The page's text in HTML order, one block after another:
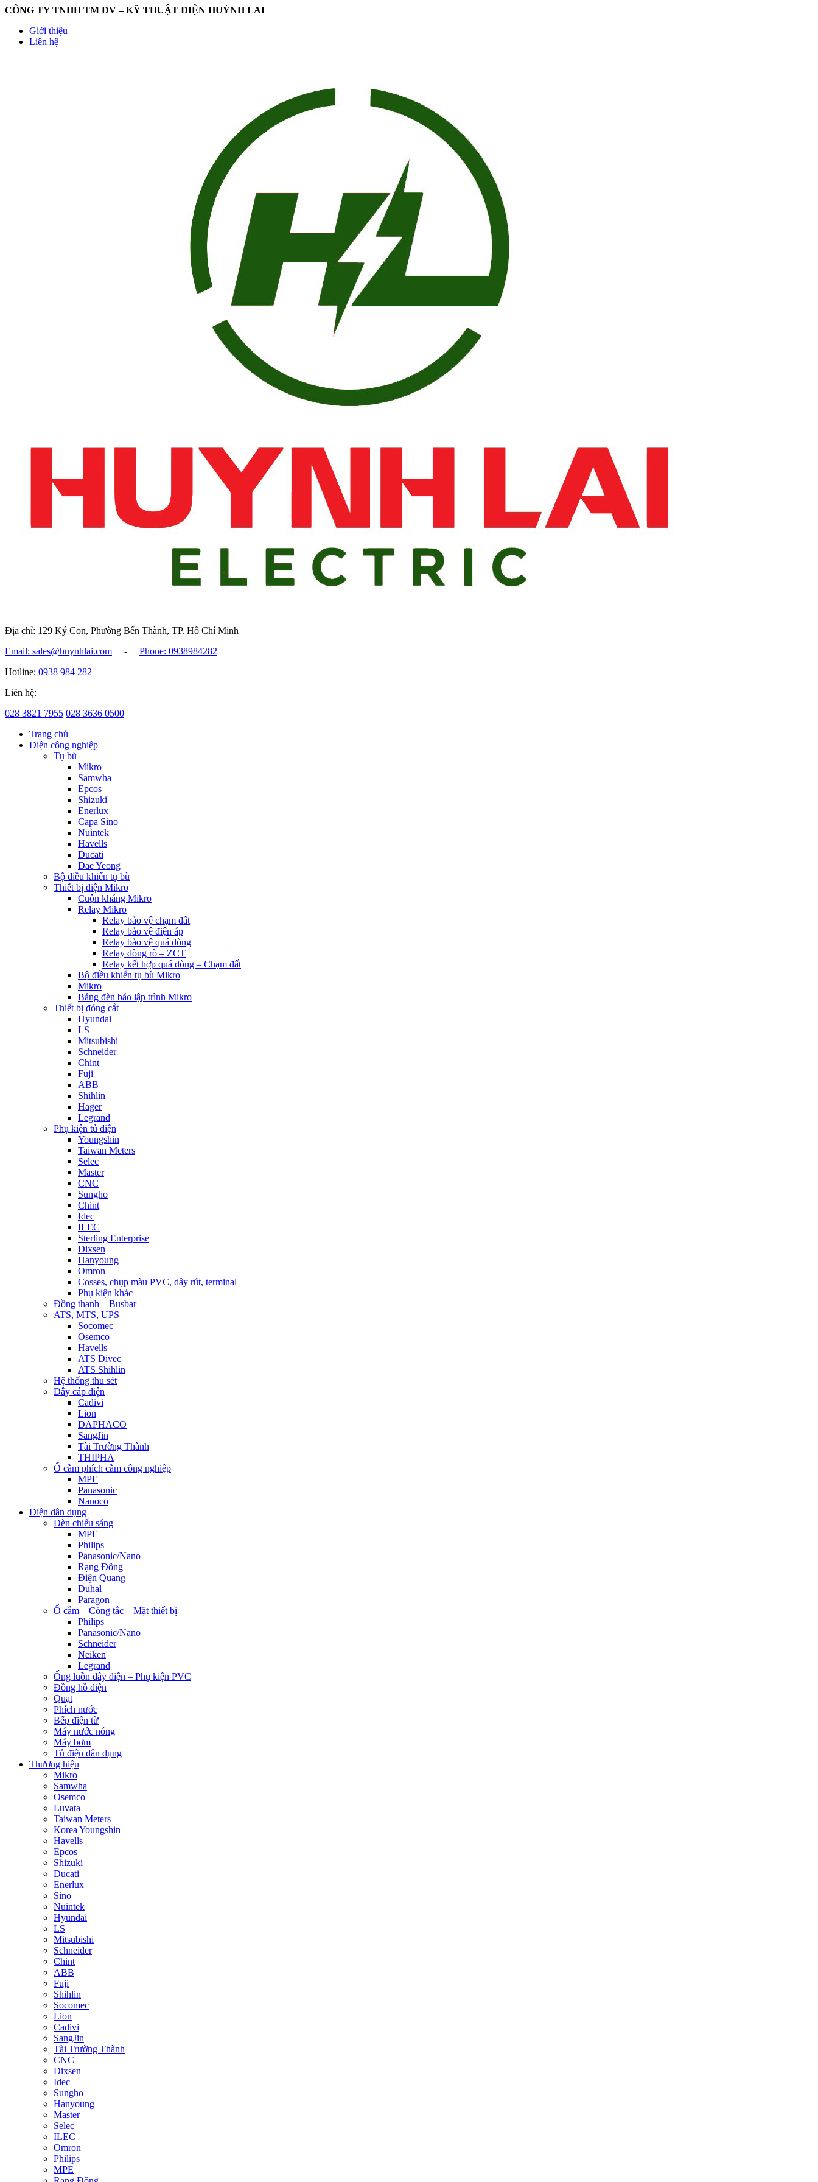
CÔNG TY TNHH TM DV – KỸ THUẬT ĐIỆN HUỲNH LAI
Giới thiệu
Liên hệ
Địa chỉ: 129 Ký Con, Phường Bến Thành, TP. Hồ Chí Minh
Email: sales@huynhlai.com
-
Phone: 0938984282
Hotline: 0938 984 282
Liên hệ:
028 3821 7955 028 3636 0500
Trang chủ
Điện công nghiệp
Tụ bù
Mikro
Samwha
Epcos
Shizuki
Enerlux
Capa Sino
Nuintek
Havells
Ducati
Dae Yeong
Bộ điều khiển tụ bù
Thiết bị điện Mikro
Cuộn kháng Mikro
Relay Mikro
Relay bảo vệ chạm đất
Relay bảo vệ điện áp
Relay bảo vệ quá dòng
Relay dòng rò – ZCT
Relay kết hợp quá dòng – Chạm đất
Bộ điều khiển tụ bù Mikro
Mikro
Bảng đèn báo lập trình Mikro
Thiết bị đóng cắt
Hyundai
LS
Mitsubishi
Schneider
Chint
Fuji
ABB
Shihlin
Hager
Legrand
Phụ kiện tủ điện
Youngshin
Taiwan Meters
Selec
Master
CNC
Sungho
Chint
Idec
ILEC
Sterling Enterprise
Dixsen
Hanyoung
Omron
Cosses, chụp màu PVC, dây rút, terminal
Phụ kiện khác
Đồng thanh – Busbar
ATS, MTS, UPS
Socomec
Osemco
Havells
ATS Divec
ATS Shihlin
Hệ thống thu sét
Dây cáp điện
Cadivi
Lion
DAPHACO
SangJin
Tài Trường Thành
THIPHA
Ổ cắm phích cắm công nghiệp
MPE
Panasonic
Nanoco
Điện dân dụng
Đèn chiếu sáng
MPE
Philips
Panasonic/Nano
Rạng Đông
Điện Quang
Duhal
Paragon
Ổ cắm – Công tắc – Mặt thiết bị
Philips
Panasonic/Nano
Schneider
Neiken
Legrand
Ống luồn dây điện – Phụ kiện PVC
Đồng hồ điện
Quạt
Phích nước
Bếp điện từ
Máy nước nóng
Máy bơm
Tủ điện dân dụng
Thương hiệu
Mikro
Samwha
Osemco
Luvata
Taiwan Meters
Korea Youngshin
Havells
Epcos
Shizuki
Ducati
Enerlux
Sino
Nuintek
Hyundai
LS
Mitsubishi
Schneider
Chint
ABB
Fuji
Shihlin
Socomec
Lion
Cadivi
SangJin
Tài Trường Thành
CNC
Dixsen
Idec
Sungho
Hanyoung
Master
Selec
ILEC
Omron
Philips
MPE